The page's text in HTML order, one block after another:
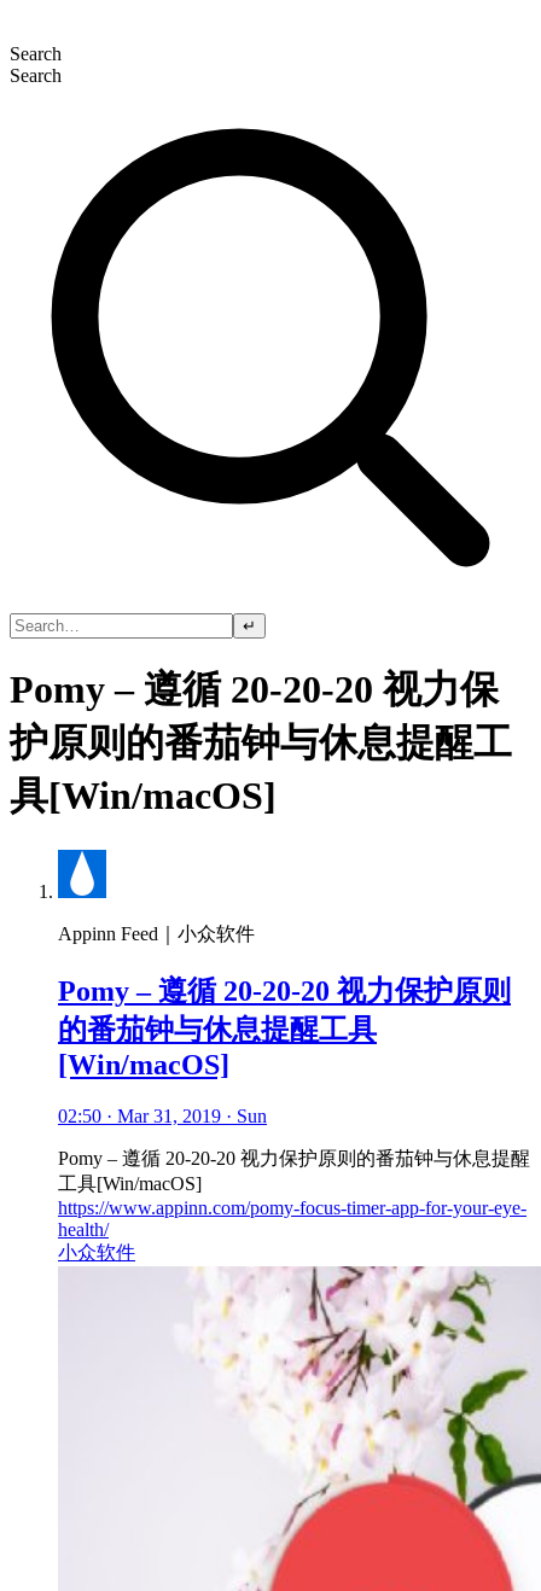
Search
Search
↵
Pomy – 遵循 20-20-20 视力保
护原则的番茄钟与休息提醒工
具[Win/macOS]
Appinn Feed｜小众软件
Pomy – 遵循 20-20-20 视力保护原则
的番茄钟与休息提醒工具
[Win/macOS]
02:50 · Mar 31, 2019 · Sun
Pomy – 遵循 20-20-20 视力保护原则的番茄钟与休息提醒
工具[Win/macOS]
https://www.appinn.com/pomy-focus-timer-app-for-your-eye-
health/
小众软件